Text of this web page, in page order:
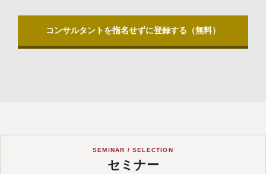
コンサルタントを指名せずに登録する（無料）
SEMINAR / SELECTION
セミナー